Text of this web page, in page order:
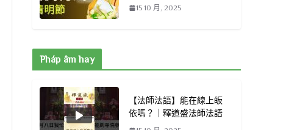
15 10 月, 2025
Pháp âm hay
【法師法語】能在線上皈
依嗎？｜釋道盛法師法語